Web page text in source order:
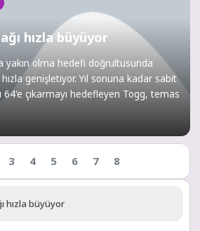
hızla büyüyor
yakın olma hedefi doğrultusunda
genişletiyor. Yıl sonuna kadar sabit
64'e çıkarmayı hedefleyen Togg, temas
3 4 5 6 7 8
hızla büyüyor